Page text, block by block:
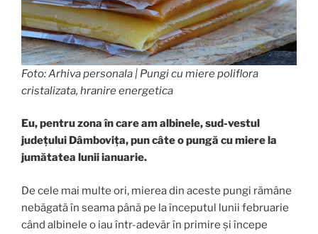
Foto: Arhiva personala | Pungi cu miere poliflora
cristalizata, hranire energetica
Eu, pentru zona în care am albinele, sud-vestul
județului Dâmbovița, pun câte o pungă cu miere la
jumătatea lunii ianuarie.
De cele mai multe ori, mierea din aceste pungi rămâne
nebăgată în seama până pe la începutul lunii februarie
când albinele o iau într-adevăr în primire și începe